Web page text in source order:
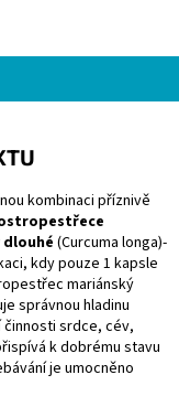
kombinaci příznivě
(Curcuma longa)-
kdy pouze 1 kapsle
mariánský
správnou hladinu
činnosti srdce, cév,
k dobrému stavu
je umocněno